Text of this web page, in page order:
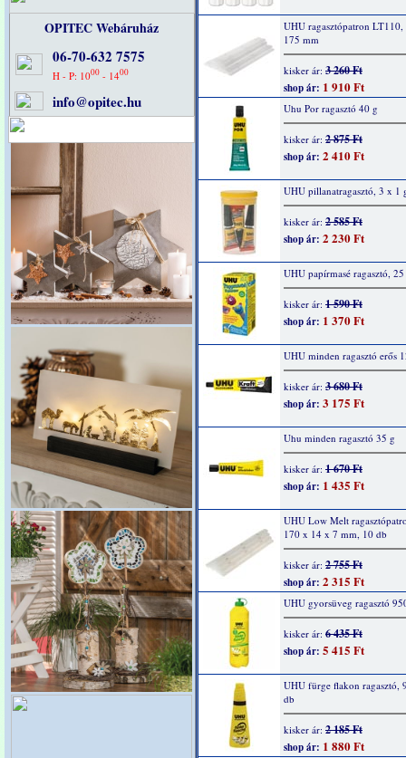
OPITEC Webáruház
06-70-632 7575
H - P: 1000- 1400
info@opitec.hu
UHU ragasztópatron
175 mm
kisker ár: 3 260 Ft
shop ár: 1 910 Ft
Uhu Por ragasztó 40 g
kisker ár: 2 875 Ft
shop ár: 2 410 Ft
UHU pillanatragasztó, 3 x 1
kisker ár: 2 585 Ft
shop ár: 2 230 Ft
UHU papírmasé ragasztó,
kisker ár: 1 590 Ft
shop ár: 1 370 Ft
UHU minden ragasztó erős
kisker ár: 3 680 Ft
shop ár: 3 175 Ft
Uhu minden ragasztó 35 g
kisker ár: 1 670 Ft
shop ár: 1 435 Ft
UHU Low Melt
170 x 14 x 7 mm, 10 db
kisker ár: 2 755 Ft
shop ár: 2 315 Ft
UHU gyorsüveg ragasztó
kisker ár: 6 435 Ft
shop ár: 5 415 Ft
UHU fürge flakon ragasztó,
db
kisker ár: 2 185 Ft
shop ár: 1 880 Ft